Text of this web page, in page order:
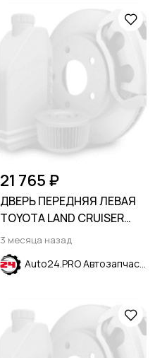
21 765 ₽
ДВЕРЬ ПЕРЕДНЯЯ ЛЕВАЯ
TOYOTA LAND CRUISER
PRADO J150 2009-
3 месяца назад
Auto24.PRO Автозапчасти